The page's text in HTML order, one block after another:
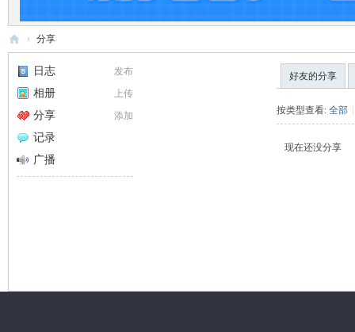
白
码
› 分享
发布
日志
上传
相册
添加
分享
记录
广播
好友的分享
按类型查看: 全部 |
现在还没分享